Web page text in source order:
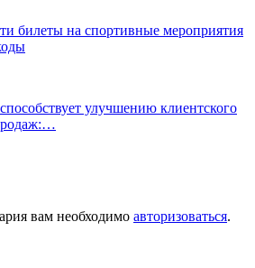
билеты на спортивные мероприятия
улучшению клиентского
вам необходимо авторизоваться.